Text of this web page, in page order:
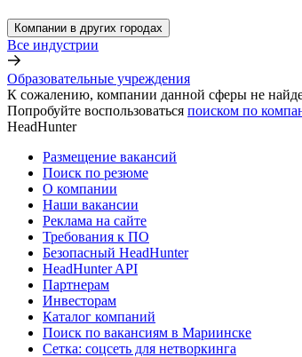
Компании в других городах
Все индустрии
Образовательные учреждения
К сожалению, компании данной сферы не
Попробуйте воспользоваться поиском по
HeadHunter
Размещение вакансий
Поиск по резюме
О компании
Наши вакансии
Реклама на сайте
Требования к ПО
Безопасный HeadHunter
HeadHunter API
Партнерам
Инвесторам
Каталог компаний
Поиск по вакансиям в Мариинске
Сетка: соцсеть для нетворкинга